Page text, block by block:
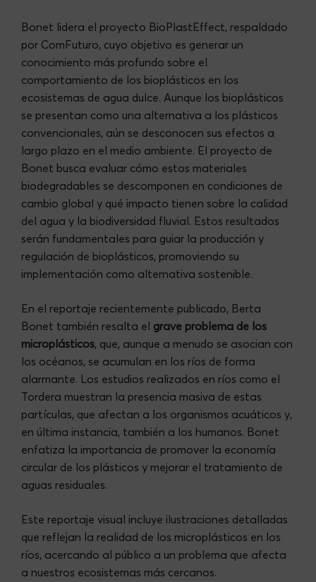
Bonet lidera el proyecto BioPlastEffect, respaldado
por ComFuturo, cuyo objetivo es generar un
conocimiento más profundo sobre el
comportamiento de los bioplásticos en los
ecosistemas de agua dulce. Aunque los bioplásticos
se presentan como una alternativa a los plásticos
convencionales, aún se desconocen sus efectos a
largo plazo en el medio ambiente. El proyecto de
Bonet busca evaluar cómo estos materiales
biodegradables se descomponen en condiciones de
cambio global y qué impacto tienen sobre la calidad
del agua y la biodiversidad fluvial. Estos resultados
serán fundamentales para guiar la producción y
regulación de bioplásticos, promoviendo su
implementación como alternativa sostenible.
En el reportaje recientemente publicado, Berta
Bonet también resalta el grave problema de los
microplásticos, que, aunque a menudo se asocian con
los océanos, se acumulan en los ríos de forma
alarmante. Los estudios realizados en ríos como el
Tordera muestran la presencia masiva de estas
partículas, que afectan a los organismos acuáticos y,
en última instancia, también a los humanos. Bonet
enfatiza la importancia de promover la economía
circular de los plásticos y mejorar el tratamiento de
aguas residuales.
Este reportaje visual incluye ilustraciones detalladas
que reflejan la realidad de los microplásticos en los
ríos, acercando al público a un problema que afecta
a nuestros ecosistemas más cercanos.